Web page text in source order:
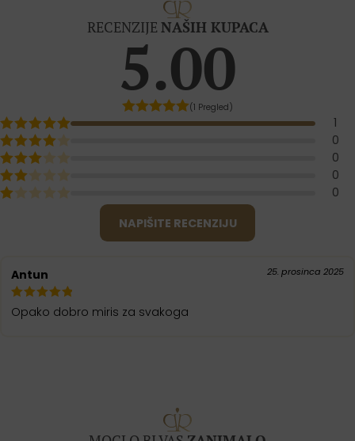
RECENZIJE NAŠIH KUPACA
5.00
(1 Pregled)
1
0
0
0
0
NAPIŠITE RECENZIJU
Antun 25. prosinca 2025
Opako dobro miris za svakoga